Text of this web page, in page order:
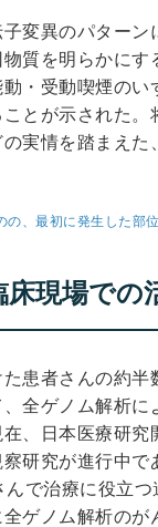
変異のパター
質を明らかに
・受動喫煙の
とが示された
実情を踏まえ
の、最初に発生した部
現場での
患者さんの約
全ゲノム解析
、日本医療研
研究が進行中
で治療に役立
ゲノム解析の